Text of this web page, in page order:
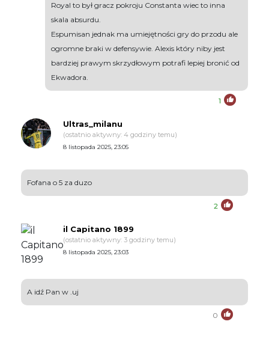
Royal to był gracz pokroju Constanta wiec to inna
skala absurdu.
Espumisan jednak ma umiejętności gry do przodu ale
ogromne braki w defensywie. Alexis który niby jest
bardziej prawym skrzydłowym potrafi lepiej bronić od
Ekwadora.
1
Ultras_milanu
(ostatnio aktywny: 4 godziny temu)
8 listopada 2025, 23:05
Fofana o 5 za duzo
2
il Capitano 1899
(ostatnio aktywny: 3 godziny temu)
8 listopada 2025, 23:03
A idź Pan w .uj
0